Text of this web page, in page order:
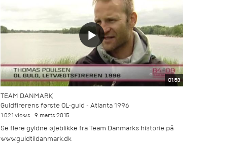
01:53
TEAM DANMARK
Guldfirerens første OL-guld - Atlanta 1996
1.021 views 9. marts 2015
Se flere gyldne øjeblikke fra Team Danmarks historie på
www.guldtildanmark.dk